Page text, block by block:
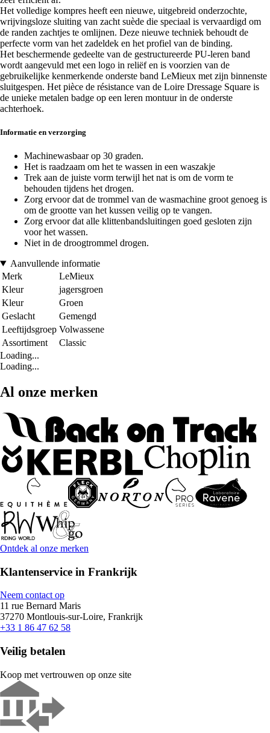
Het volledige kompres heeft een nieuwe, uitgebreid onderzochte,
wrijvingsloze sluiting van zacht suède die speciaal is vervaardigd om
de randen zachtjes te omlijnen. Deze nieuwe techniek behoudt de
perfecte vorm van het zadeldek en het profiel van de binding.
Het beschermende gedeelte van de gestructureerde PU-leren band
wordt aangevuld met een logo in reliëf en is voorzien van de
gebruikelijke kenmerkende onderste band LeMieux met zijn binnenste
sluitgespen. Het pièce de résistance van de Loire Dressage Square is
de unieke metalen badge op een leren montuur in de onderste
achterhoek.
Informatie en verzorging
Machinewasbaar op 30 graden.
Het is raadzaam om het te wassen in een waszakje
Trek aan de juiste vorm terwijl het nat is om de vorm te
behouden tijdens het drogen.
Zorg ervoor dat de trommel van de wasmachine groot genoeg is
om de grootte van het kussen veilig op te vangen.
Zorg ervoor dat alle klittenbandsluitingen goed gesloten zijn
voor het wassen.
Niet in de droogtrommel drogen.
Aanvullende informatie
Merk
LeMieux
Kleur
jagersgroen
Kleur
Groen
Geslacht
Gemengd
Leeftijdsgroep Volwassene
Assortiment
Classic
Loading...
Loading...
Al onze merken
Ontdek al onze merken
Klantenservice in Frankrijk
Neem contact op
11 rue Bernard Maris
37270 Montlouis-sur-Loire, Frankrijk
+33 1 86 47 62 58
Veilig betalen
Koop met vertrouwen op onze site